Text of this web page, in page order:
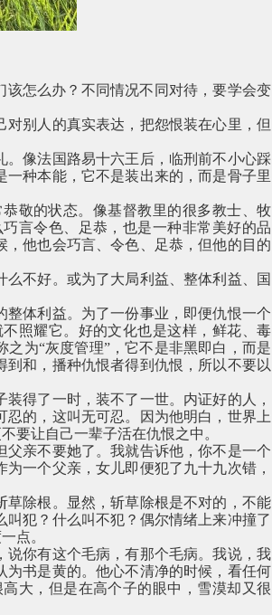
怎么办？不同情况不同对待，要学会变
别人的真实表达，把怨恨装在心里，但
像法国路易十六王后，临刑前不小心踩
种本能，它不是装出来的，而是骨子里
敬的状态。像基督教里的很多教士、牧
言令色、足恭，也是一种非常美好的品
他也会巧言、令色、足恭，但他的目的
不好。或为了大局利益、整体利益、国
体利益。为了一份事业，即便仇恨一个
照耀它。好的文化也是这样，鲜花、毒
为“灰度管理”，它不是非黑即白，而是
和，播种仇恨者得到仇恨，所以不要以
得了一时，装不了一世。内证好的人，
的，这叫无可忍。因为他明白，世界上
要让自己一辈子活在仇恨之中。
亲不要她了。我就告诉他，你不是一个
一个父亲，女儿即便犯了九十九次错，
除根。显然，斩草除根是不对的，不能
犯？什么叫不犯？偶尔情绪上来冲撞了
点。
你有这个毛病，有那个毛病。我说，我
书是黄的。他心不清净的时候，看任何
大，但是在高个子的眼中，雪漠却又很